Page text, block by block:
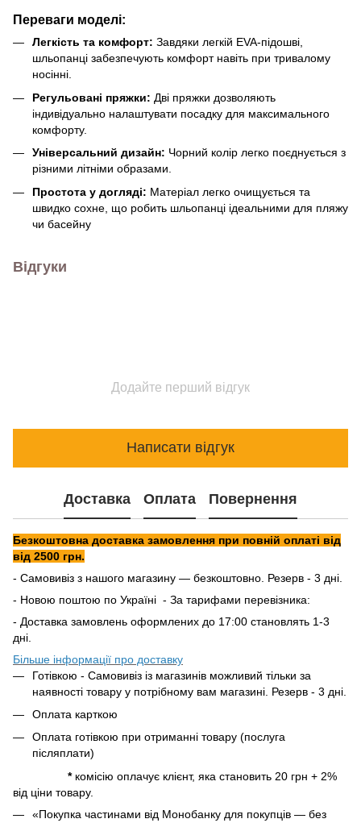
Переваги моделі:
Легкість та комфорт: Завдяки легкій EVA-підошві,
шльопанці забезпечують комфорт навіть при тривалому
носінні.
Регульовані пряжки: Дві пряжки дозволяють
індивідуально налаштувати посадку для максимального
комфорту.
Універсальний дизайн: Чорний колір легко поєднується з
різними літніми образами.
Простота у догляді: Матеріал легко очищується та
швидко сохне, що робить шльопанці ідеальними для пляжу
чи басейну
Відгуки
Додайте перший відгук
Написати відгук
Доставка Оплата Повернення
Безкоштовна доставка замовлення при повній оплаті від
від 2500 грн.
- Самовивіз з нашого магазину — безкоштовно. Резерв - 3 дні.
- Новою поштою по Україні - За тарифами перевізника:
- Доставка замовлень оформлених до 17:00 становлять 1-3
дні.
Більше інформації про доставку
Готівкою - Самовивіз із магазинів можливий тільки за
наявності товару у потрібному вам магазині. Резерв - 3 дні.
Оплата карткою
Оплата готівкою при отриманні товару (послуга
післяплати)
* комісію оплачує клієнт, яка становить 20 грн + 2%
від ціни товару.
«Покупка частинами від Монобанку для покупців — без